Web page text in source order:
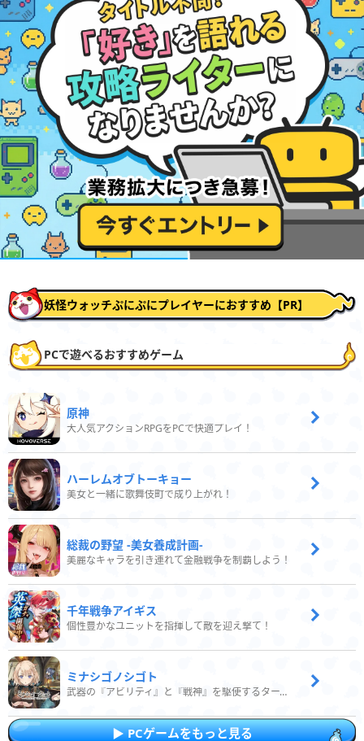
妖怪ウォッチぷにぷにプレイヤーにおすすめ【PR】
PCで遊べるおすすめゲーム
原神
大人気アクションRPGをPCで快適プレイ！
ハーレムオブトーキョー
美女と一緒に歌舞伎町で成り上がれ！
総裁の野望 -美女養成計画-
美麗なキャラを引き連れて金融戦争を制覇しよう！
千年戦争アイギス
個性豊かなユニットを指揮して敵を迎え撃て！
ミナシゴノシゴト
武器の『アビリティ』と『戦神』を駆使するターン制コマンドバトルRPG！
PCゲームをもっと見る